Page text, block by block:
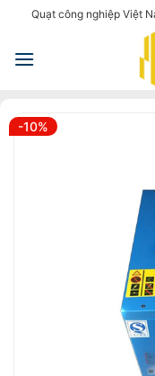
nội
Quạt công nghiệp Việt
-10%